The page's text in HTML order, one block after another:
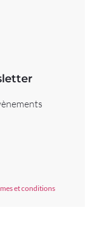
et conditions